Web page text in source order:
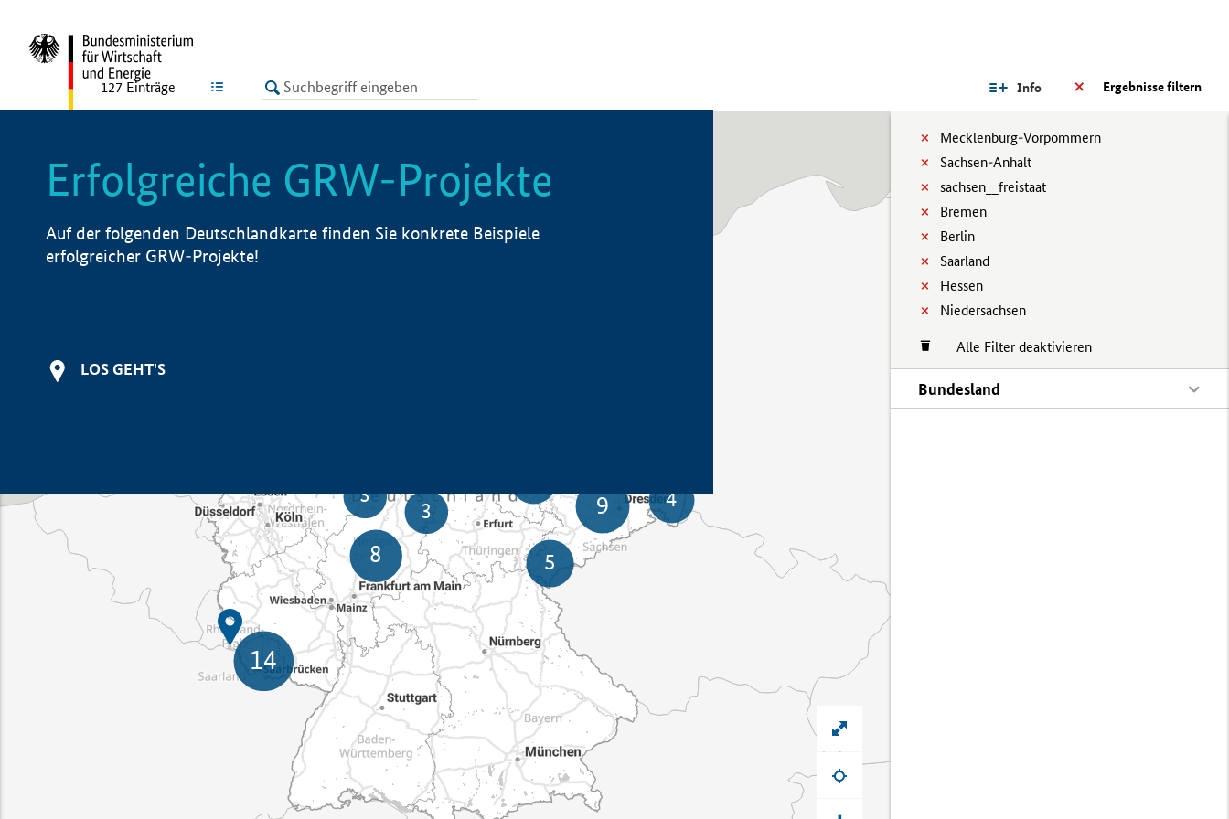
LISTE Ergebnisse filtern
Info
Mecklenburg-Vorpommern
Sachsen-Anhalt
sachsen__freistaat
Bremen
Berlin
Saarland
Hessen
Niedersachsen
Alle Filter deaktivieren
Bundesland
127 Einträge
Erfolgreiche GRW-Projekte
Auf der folgenden Deutschlandkarte finden Sie konkrete Beispiele
erfolgreicher GRW-Projekte!
LOS GEHT'S